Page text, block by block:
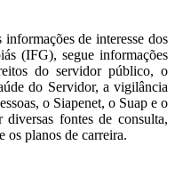
de interesse dos
(IFG), segue informações
do servidor público, o
do Servidor, a vigilância
o Siapenet, o Suap e o
diversas fontes de consulta,
os planos de carreira.